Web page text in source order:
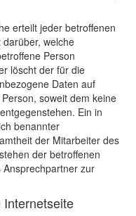
erteilt jeder betroffenen
welche
Person
löscht der für die
Daten auf
soweit dem keine
Ein in
benannter
der Mitarbeiter des
der betroffenen
zur